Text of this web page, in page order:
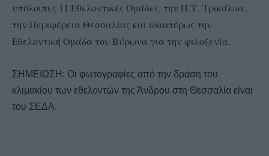
υπόλοιπες 11 Εθελοντικές Ομάδες, την Π.Υ. Τρικάλων,
την Περιφέρεια Θεσσαλίας και ιδιαιτέρως την
Εθελοντική Ομάδα του Βύρωνα για την φιλοξενία.
ΣΗΜΕΙΩΣΗ: Οι φωτογραφίες από την δράση του
κλιμακίου των εθελοντών της Άνδρου στη Θεσσαλία είναι
του ΣΕΔΑ.